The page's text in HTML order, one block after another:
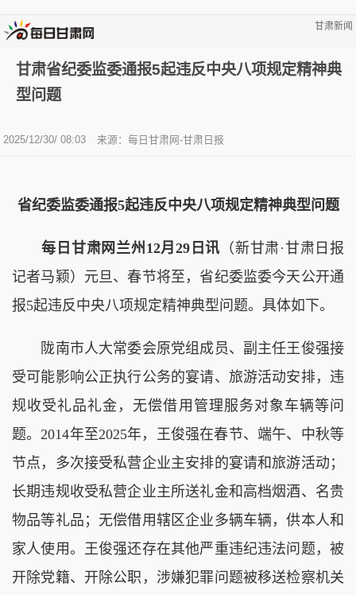
甘肃新闻
甘肃省纪委监委通报5起违反中央八项规定精神典
型问题
2025/12/30/ 08:03 来源：每日甘肃网-甘肃日报
省纪委监委通报5起违反中央八项规定精神典型问题
每日甘肃网兰州12月29日讯 （新甘肃·甘肃日报
记者马颖）元旦、春节将至，省纪委监委今天公开通
报5起违反中央八项规定精神典型问题。具体如下。
陇南市人大常委会原党组成员、副主任王俊强接
受可能影响公正执行公务的宴请、旅游活动安排，违
规收受礼品礼金，无偿借用管理服务对象车辆等问
题。2014年至2025年，王俊强在春节、端午、中秋等
节点，多次接受私营企业主安排的宴请和旅游活动；
长期违规收受私营企业主所送礼金和高档烟酒、名贵
物品等礼品；无偿借用辖区企业多辆车辆，供本人和
家人使用。王俊强还存在其他严重违纪违法问题，被
开除党籍、开除公职，涉嫌犯罪问题被移送检察机关